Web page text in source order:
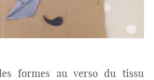
formes au verso du tissu